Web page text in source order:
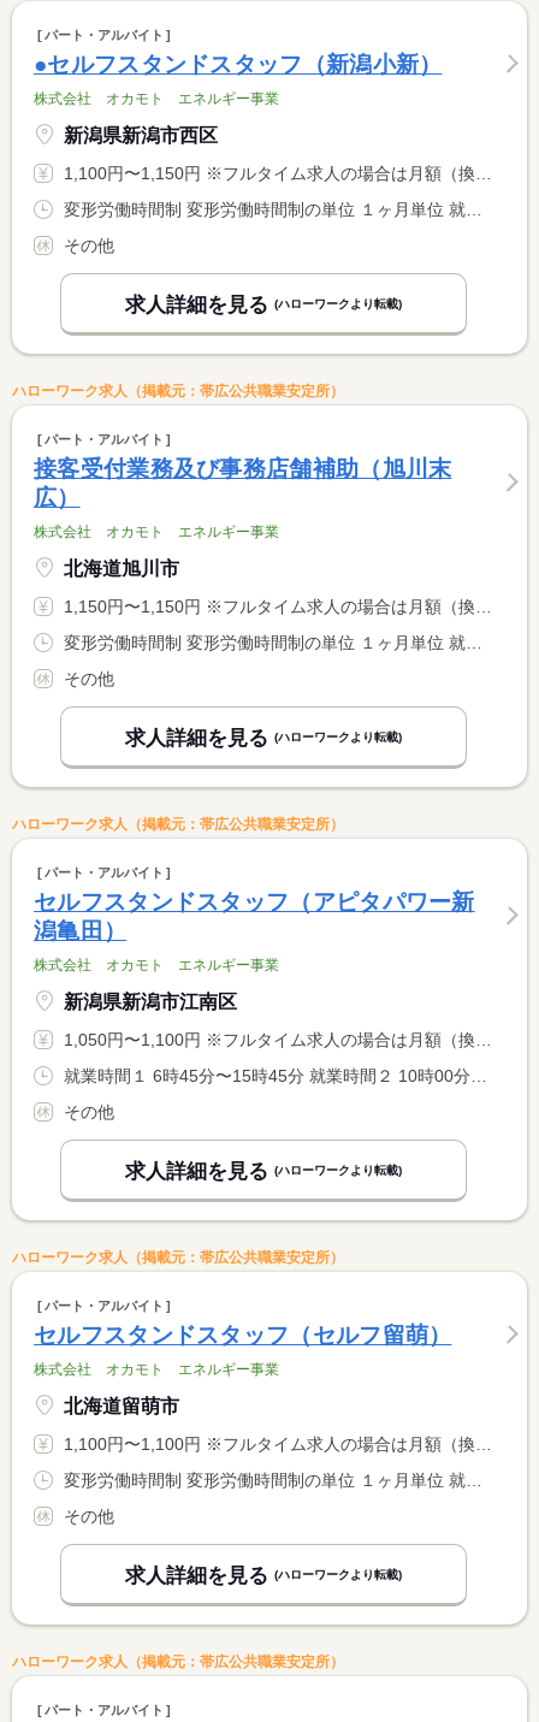
パート・アルバイト
●セルフスタンドスタッフ（新潟小新）
株式会社 オカモト エネルギー事業
新潟県新潟市西区
1,100円〜1,150円 ※フルタイム求人の場合は月額（換算額）、パート求人の場合は時間額を表示しています。
変形労働時間制 変形労働時間制の単位 １ヶ月単位 就業時間１ 7時00分〜15時00分 就業時間２ 8時00分〜16時00分 就業時間３ 13時00分〜21時00分 就業時間に関する特記事項 （４）１５：００〜２３：００ <BR> （５）２２：３０〜翌７：３０ <BR> （１）〜（５）のシフト勤務
その他
求人詳細を見る (ハローワークより転載)
ハローワーク求人（掲載元：帯広公共職業安定所）
パート・アルバイト
接客受付業務及び事務店舗補助（旭川末
広）
株式会社 オカモト エネルギー事業
北海道旭川市
1,150円〜1,150円 ※フルタイム求人の場合は月額（換算額）、パート求人の場合は時間額を表示しています。
変形労働時間制 変形労働時間制の単位 １ヶ月単位 就業時間１ 7時00分〜14時00分 就業時間２ 8時00分〜17時00分 就業時間３ 11時00分〜20時00分 就業時間に関する特記事項 （４）１４：００〜２３：００ <BR> （５）２２：００〜翌７：３０ <BR> （１）〜（５）のローテーションシフト制です
その他
求人詳細を見る (ハローワークより転載)
ハローワーク求人（掲載元：帯広公共職業安定所）
パート・アルバイト
セルフスタンドスタッフ（アピタパワー新
潟亀田）
株式会社 オカモト エネルギー事業
新潟県新潟市江南区
1,050円〜1,100円 ※フルタイム求人の場合は月額（換算額）、パート求人の場合は時間額を表示しています。
就業時間１ 6時45分〜15時45分 就業時間２ 10時00分〜19時00分 就業時間３ 12時30分〜21時30分 就業時間に関する特記事項 （１）〜（３）シフト制
その他
求人詳細を見る (ハローワークより転載)
ハローワーク求人（掲載元：帯広公共職業安定所）
パート・アルバイト
セルフスタンドスタッフ（セルフ留萌）
株式会社 オカモト エネルギー事業
北海道留萌市
1,100円〜1,100円 ※フルタイム求人の場合は月額（換算額）、パート求人の場合は時間額を表示しています。
変形労働時間制 変形労働時間制の単位 １ヶ月単位 就業時間１ 5時45分〜14時45分 就業時間２ 9時00分〜18時00分 就業時間３ 14時45分〜23時15分 就業時間に関する特記事項 （１）〜（３）シフト勤務
その他
求人詳細を見る (ハローワークより転載)
ハローワーク求人（掲載元：帯広公共職業安定所）
パート・アルバイト